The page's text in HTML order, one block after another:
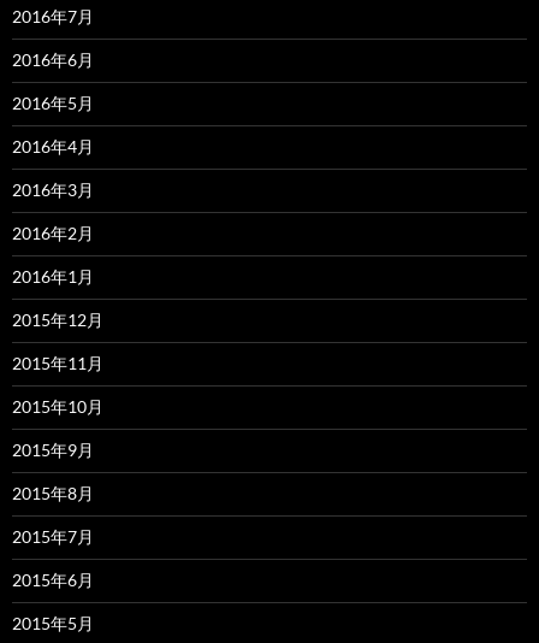
2016年7月
2016年6月
2016年5月
2016年4月
2016年3月
2016年2月
2016年1月
2015年12月
2015年11月
2015年10月
2015年9月
2015年8月
2015年7月
2015年6月
2015年5月